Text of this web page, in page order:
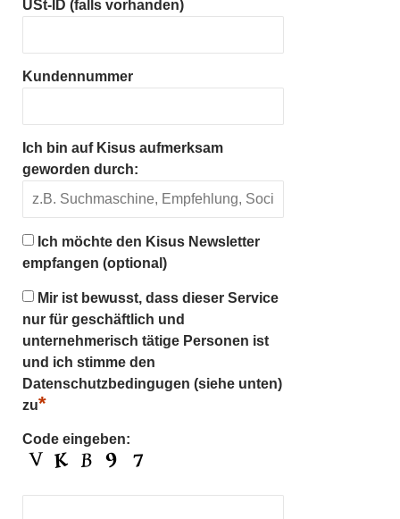
USt-ID (falls vorhanden)
Kundennummer
Ich bin auf Kisus aufmerksam
geworden durch:
Ich möchte den Kisus Newsletter
empfangen (optional)
Mir ist bewusst, dass dieser Service
nur für geschäftlich und
unternehmerisch tätige Personen ist
und ich stimme den
Datenschutzbedingugen (siehe unten)
zu*
Code eingeben: